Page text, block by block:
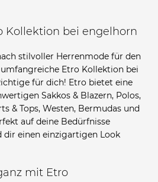
Kollektion bei engelhorn
stilvoller Herrenmode für den
Etro Kollektion bei
für dich! Etro bietet eine
Sakkos & Blazern, Polos,
& Tops, Westen, Bermudas und
auf deine Bedürfnisse
dir einen einzigartigen Look
mit Etro